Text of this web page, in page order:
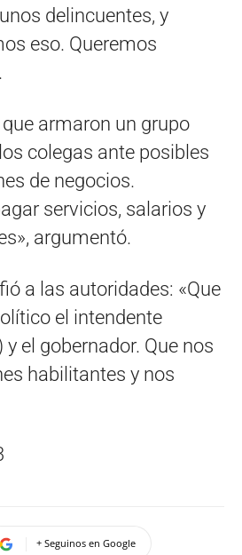
delincuentes, y
eso. Queremos
armaron un grupo
colegas ante posibles
de negocios.
servicios, salarios y
argumentó.
a las autoridades: «Que
el intendente
el gobernador. Que nos
habilitantes y nos
+ Seguinos en Google